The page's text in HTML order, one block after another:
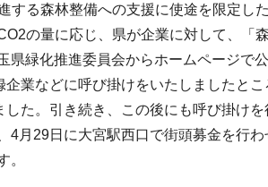
する森林整備への支援に使途を限定し
の量に応じ、県が企業に対して、「
緑化推進委員会からホームページで
業などに呼び掛けをいたしましたと
た。引き続き、この後にも呼び掛け
4月29日に大宮駅西口で街頭募金を行
。